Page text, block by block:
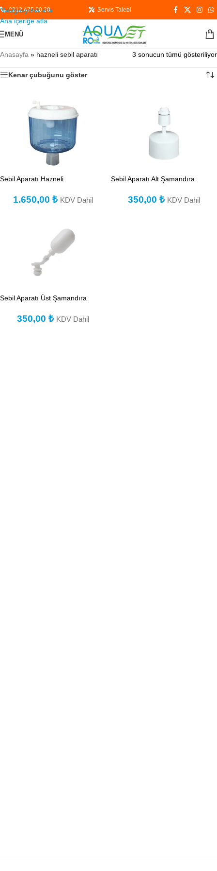
Navigasyona atla
Ana içeriğe atla
0212 475 20 20 Servis Talebi
MENÜ
Anasayfa » hazneli sebil aparatı 3 sonucun tümü gösteriliyor
Kenar çubuğunu göster
Sebil Aparatı Hazneli
1.650,00 ₺ KDV Dahil
Sebil Aparatı Alt Şamandıra
350,00 ₺ KDV Dahil
Sebil Aparatı Üst Şamandıra
350,00 ₺ KDV Dahil